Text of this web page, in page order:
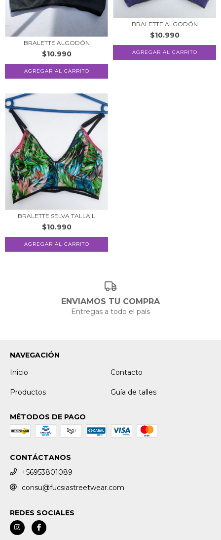
BRALETTE ALGODÓN
$10.990
BRALETTE ALGODÓN
$10.990
AGREGAR AL CARRITO
BRALETTE SELVA TALLA L
$10.990
ENVIAMOS TU COMPRA
Entregas a todo el país
NAVEGACIÓN
Inicio
Contacto
Productos Guía de talles
MÉTODOS DE PAGO
CONTÁCTANOS
+56953801089
consu@fucsiastreetwear.com
REDES SOCIALES